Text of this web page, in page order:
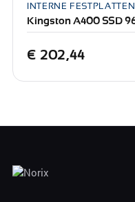
INTERNE FESTPLATTEN
Kingston A400 SSD
€ 202,44